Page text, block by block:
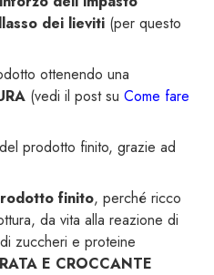
dei lieviti (per questo
ottenendo una
(vedi il post su Come fare
del prodotto finito, grazie ad
finito, perché ricco
da vita alla reazione di
zuccheri e proteine
E CROCCANTE